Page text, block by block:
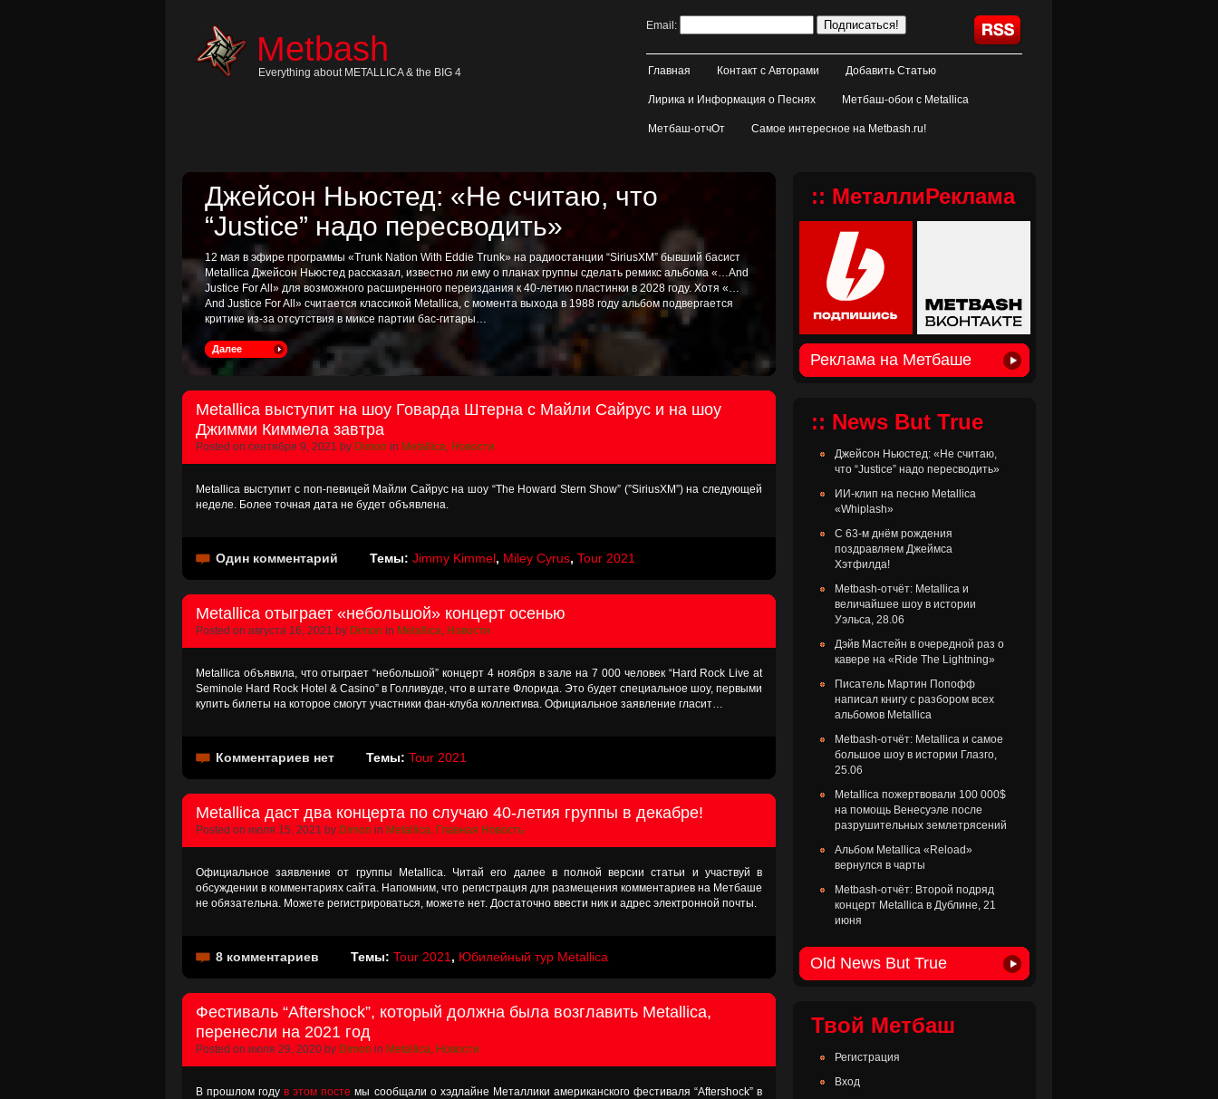
Metbash
Everything about METALLICA & the BIG 4
Email:
Главная Контакт с Авторами Добавить Статью
Лирика и Информация о Песнях Метбаш-обои с Metallica
Метбаш-отчОт Самое интересное на Metbash.ru!
Джейсон Ньюстед: «Не считаю, что
“Justice” надо пересводить»
12 мая в эфире программы «Trunk Nation With Eddie Trunk» на радиостанции “SiriusXM” бывший басист
Metallica Джейсон Ньюстед рассказал, известно ли ему о планах группы сделать ремикс альбома «…And
Justice For All» для возможного расширенного переиздания к 40-летию пластинки в 2028 году. Хотя «…
And Justice For All» считается классикой Metallica, с момента выхода в 1988 году альбом подвергается
критике из-за отсутствия в миксе партии бас-гитары…
Далее
Metallica выступит на шоу Говарда Штерна с Майли Сайрус и на шоу
Джимми Киммела завтра
Posted on сентября 9, 2021 by Dimon in Metallica, Новости
Metallica выступит с поп-певицей Майли Сайрус на шоу “The Howard Stern Show” (”SiriusXM”) на следующей
неделе. Более точная дата не будет объявлена.
Один комментарий Темы: Jimmy Kimmel, Miley Cyrus, Tour 2021
Metallica отыграет «небольшой» концерт осенью
Posted on августа 16, 2021 by Dimon in Metallica, Новости
Metallica объявила, что отыграет “небольшой” концерт 4 ноября в зале на 7 000 человек “Hard Rock Live at
Seminole Hard Rock Hotel & Casino” в Голливуде, что в штате Флорида. Это будет специальное шоу, первыми
купить билеты на которое смогут участники фан-клуба коллектива. Официальное заявление гласит…
Комментариев нет Темы: Tour 2021
Metallica даст два концерта по случаю 40-летия группы в декабре!
Posted on июля 15, 2021 by Dimon in Metallica, Главная Новость
Официальное заявление от группы Metallica. Читай его далее в полной версии статьи и участвуй в
обсуждении в комментариях сайта. Напомним, что регистрация для размещения комментариев на Метбаше
не обязательна. Можете регистрироваться, можете нет. Достаточно ввести ник и адрес электронной почты.
8 комментариев Темы: Tour 2021 , Юбилейный тур Metallica
Фестиваль “Aftershock”, который должна была возглавить Metallica,
перенесли на 2021 год
Posted on июля 29, 2020 by Dimon in Metallica, Новости
В прошлом годув этом посте мы сообщали о хэдлайне Металлики американского фестиваля “Aftershock” в
:: МеталлиРеклама
Реклама на Метбаше
:: News But True
Джейсон Ньюстед: «Не считаю,
что “Justice” надо пересводить»
ИИ-клип на песню Metallica
«Whiplash»
С 63-м днём рождения
поздравляем Джеймса
Хэтфилда!
Metbash-отчёт: Metallica и
величайшее шоу в истории
Уэльса, 28.06
Дэйв Мастейн в очередной раз о
кавере на «Ride The Lightning»
Писатель Мартин Попофф
написал книгу с разбором всех
альбомов Metallica
Metbash-отчёт: Metallica и самое
большое шоу в истории Глазго,
25.06
Metallica пожертвовали 100 000$
на помощь Венесуэле после
разрушительных землетрясений
Альбом Metallica «Reload»
вернулся в чарты
Metbash-отчёт: Второй подряд
концерт Metallica в Дублине, 21
июня
Old News But True
Твой Метбаш
Регистрация
Вход